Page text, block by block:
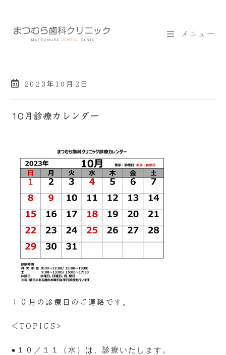
メニュー
2023年10月2日
10月診療カレンダー
１０月の診療日のご連絡です。
＜TOPICS>
●１０／１１（水）は、診療いたします。